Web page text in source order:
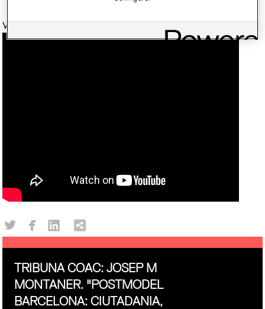
Ver la conferencia:
TRIBUNA COAC: JOSEP M
MONTANER. "POSTMODEL
BARCELONA: CIUTADANIA,